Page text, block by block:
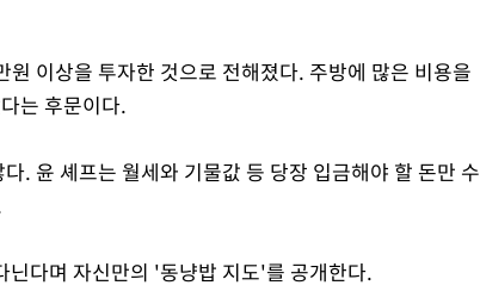
이상을 투자한 것으로 전해졌다. 주방에 많은 비용을
는 후문이다.
. 윤 셰프는 월세와 기물값 등 당장 입금해야 할 돈만 수
닌다며 자신만의 '동냥밥 지도'를 공개한다.